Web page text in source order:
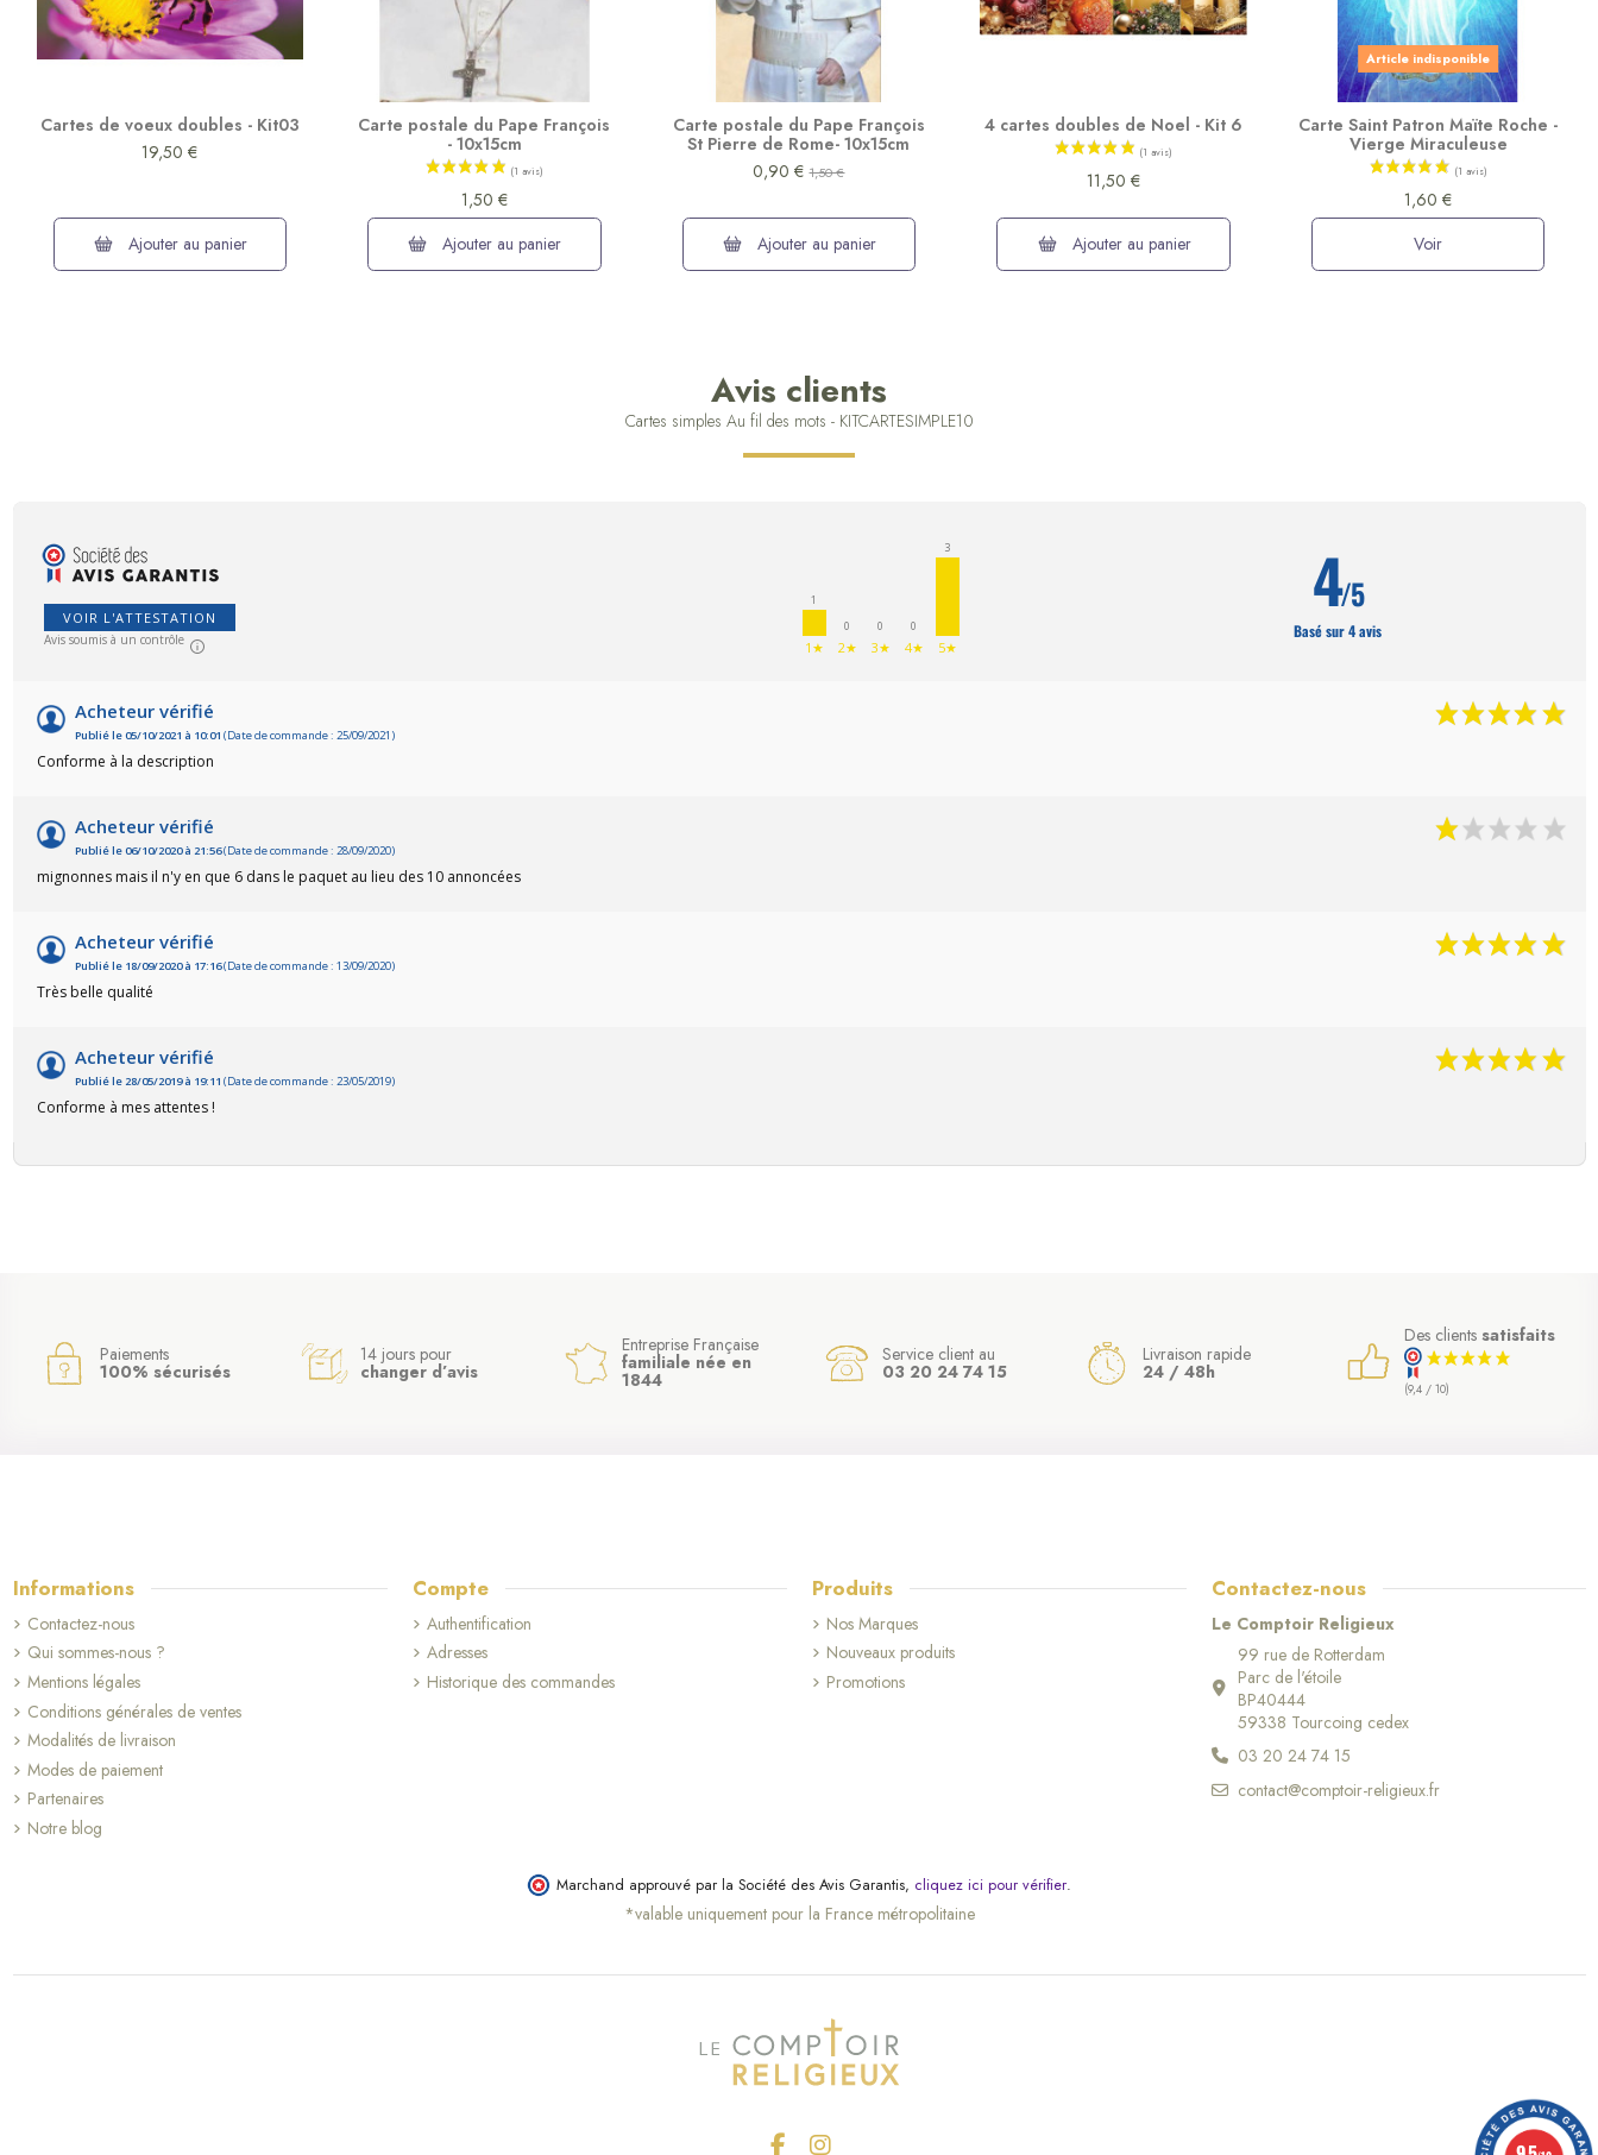
Cartes de voeux doubles - Kit03
19,50 €
Ajouter au panier
Carte postale du Pape François
- 10x15cm
(1 avis)
1,50 €
Ajouter au panier
Carte postale du Pape François
St Pierre de Rome- 10x15cm
0,90 €1,50 €
Ajouter au panier
4 cartes doubles de Noel - Kit 6
11,50 €
Ajouter au panier
Article indisponible
Carte Saint Patron Maïte Roche -
Vierge Miraculeuse
1,60 €
Voir
Avis clients
Cartes simples Au fil des mots - KITCARTESIMPLE10
VOIR L'ATTESTATION
Avis soumis à un contrôle
1
1★
0
2★
0
3★
0
4★
3
5★
4/5
Basé sur 4 avis
Acheteur vérifié
Publié le 05/10/2021 à 10:01 (Date de commande : 25/09/2021)
Conforme à la description
Acheteur vérifié
Publié le 06/10/2020 à 21:56(Date de commande : 28/09/2020)
mignonnes mais il n'y en que 6 dans le paquet au lieu des 10 annoncées
Acheteur vérifié
Publié le 18/09/2020 à 17:16(Date de commande : 13/09/2020)
Très belle qualité
Acheteur vérifié
Publié le 28/05/2019 à 19:11 (Date de commande : 23/05/2019)
Conforme à mes attentes !
Paiements
100% sécurisés
14 jours pour
changer d’avis
Entreprise Française
familiale née en
1844
Service client au
03 20 24 74 15
Livraison rapide
24 / 48h
Des clients satisfaits
(9,4 / 10)
Informations
Contactez-nous
Qui sommes-nous ?
Mentions légales
Conditions générales de ventes
Modalités de livraison
Modes de paiement
Partenaires
Notre blog
Compte
Authentification
Adresses
Historique des commandes
Produits
Nos Marques
Nouveaux produits
Promotions
Contactez-nous
Le Comptoir Religieux
99 rue de Rotterdam
Parc de l'étoile
BP40444
59338 Tourcoing cedex
03 20 24 74 15
contact@comptoir-religieux.fr
Marchand approuvé par la Société des Avis Garantis, cliquez ici pour vérifier.
*valable uniquement pour la France métropolitaine